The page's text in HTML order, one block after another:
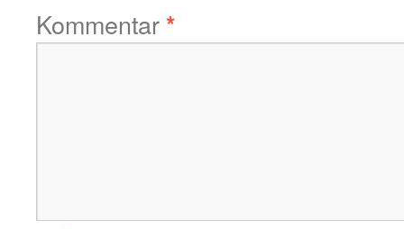
Kommentar*